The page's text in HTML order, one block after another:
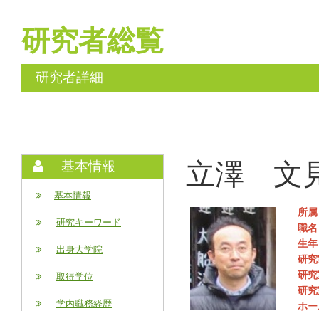
研究者総覧
研究者詳細
基本情報
基本情報
研究キーワード
出身大学院
取得学位
学内職務経歴
立澤 文
所属
職名
生年
研
研
研
ホ